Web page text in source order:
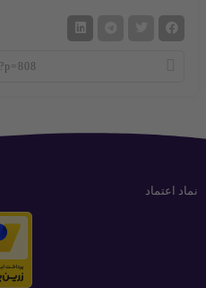
نماد اعتماد